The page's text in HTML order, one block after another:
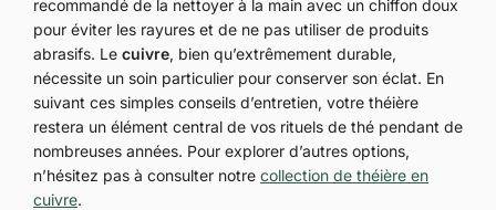
recommandé de la nettoyer à la main avec un chiffon doux
pour éviter les rayures et de ne pas utiliser de produits
abrasifs. Le cuivre, bien qu’extrêmement durable,
nécessite un soin particulier pour conserver son éclat. En
suivant ces simples conseils d’entretien, votre théière
restera un élément central de vos rituels de thé pendant de
nombreuses années. Pour explorer d’autres options,
n’hésitez pas à consulter notre collection de théière en
cuivre.